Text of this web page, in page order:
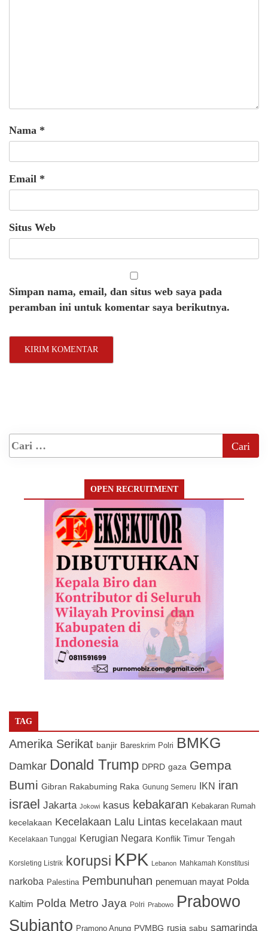
Nama *
Email *
Situs Web
Simpan nama, email, dan situs web saya pada
peramban ini untuk komentar saya berikutnya.
OPEN RECRUITMENT
TAG
Amerika Serikat banjir Bareskrim Polri BMKG
Damkar Donald Trump DPRD gaza Gempa
Bumi Gibran Rakabuming Raka Gunung Semeru IKN iran
israel Jakarta Jokowi kasus kebakaran Kebakaran Rumah
kecelakaan Kecelakaan Lalu Lintas kecelakaan maut
Kecelakaan Tunggal Kerugian Negara Konflik Timur Tengah
Korsleting Listrik korupsi KPK Lebanon Mahkamah Konstitusi
narkoba Palestina Pembunuhan penemuan mayat Polda
Kaltim Polda Metro Jaya Polri Prabowo Prabowo
Subianto Pramono Anung PVMBG rusia sabu samarinda